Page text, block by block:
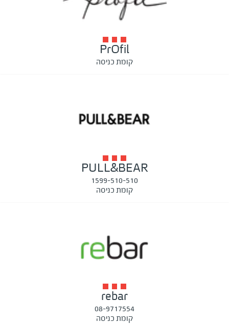
PrOfil
קומת כניסה
PULL&BEAR
1599-510-510
קומת כניסה
rebar
08-9717554
קומת כניסה